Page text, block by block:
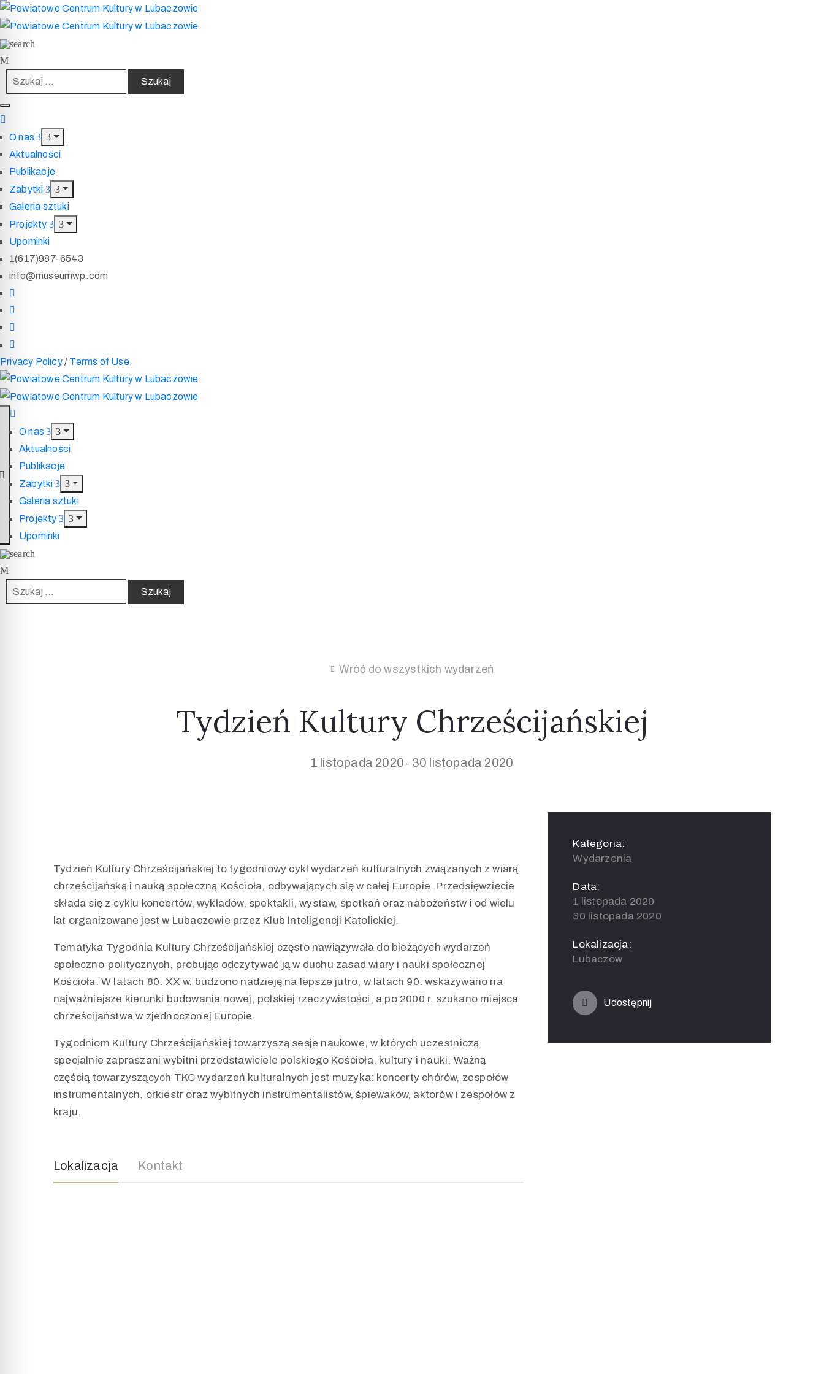
O nas
Aktualności
Publikacje
Zabytki
Galeria sztuki
Projekty
Upominki
1(617)987-6543
info@museumwp.com
Privacy Policy/ Terms of Use
O nas
Aktualności
Publikacje
Zabytki
Galeria sztuki
Projekty
Upominki
Wróć do wszystkich wydarzeń
Tydzień Kultury Chrześcijańskiej
1 listopada 2020 - 30 listopada 2020
Tydzień Kultury Chrześcijańskiej to tygodniowy cykl wydarzeń kulturalnych związanych z wiarą
chrześcijańską i nauką społeczną Kościoła, odbywających się w całej Europie. Przedsięwzięcie
składa się z cyklu koncertów, wykładów, spektakli, wystaw, spotkań oraz nabożeństw i od wielu
lat organizowane jest w Lubaczowie przez Klub Inteligencji Katolickiej.
Tematyka Tygodnia Kultury Chrześcijańskiej często nawiązywała do bieżących wydarzeń
społeczno-politycznych, próbując odczytywać ją w duchu zasad wiary i nauki społecznej
Kościoła. W latach 80. XX w. budzono nadzieję na lepsze jutro, w latach 90. wskazywano na
najważniejsze kierunki budowania nowej, polskiej rzeczywistości, a po 2000 r. szukano miejsca
chrześcijaństwa w zjednoczonej Europie.
Tygodniom Kultury Chrześcijańskiej towarzyszą sesje naukowe, w których uczestniczą
specjalnie zapraszani wybitni przedstawiciele polskiego Kościoła, kultury i nauki. Ważną
częścią towarzyszących TKC wydarzeń kulturalnych jest muzyka: koncerty chórów, zespołów
instrumentalnych, orkiestr oraz wybitnych instrumentalistów, śpiewaków, aktorów i zespołów z
kraju.
Lokalizacja Kontakt
Kategoria:
Wydarzenia
Data:
1 listopada 2020
30 listopada 2020
Lokalizacja:
Lubaczów
Udostępnij